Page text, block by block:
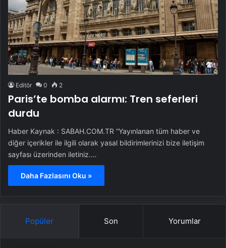
Editör 0 2
Paris’te bomba alarmı: Tren seferleri
durdu
Haber Kaynak : SABAH.COM.TR “Yayınlanan tüm haber ve
diğer içerikler ile ilgili olarak yasal bildirimlerinizi bize iletişim
sayfası üzerinden iletiniz.…
Daha Fazlasını Oku »
Popüler Son Yorumlar